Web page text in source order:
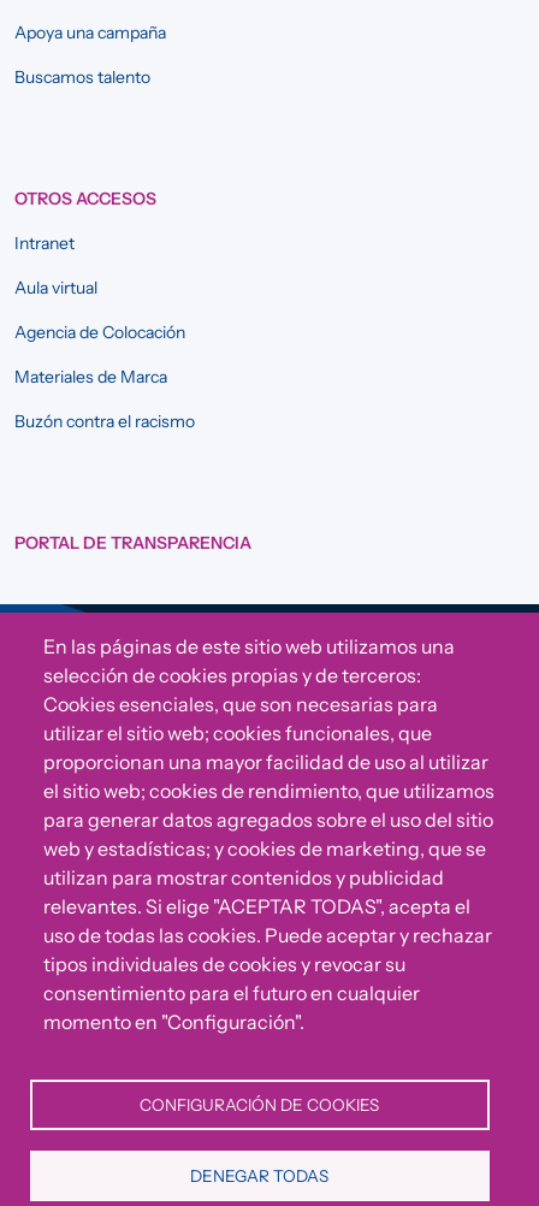
Apoya una campaña
Buscamos talento
OTROS ACCESOS
Intranet
Aula virtual
Agencia de Colocación
Materiales de Marca
Buzón contra el racismo
PORTAL DE TRANSPARENCIA
Sigue a Comunidad CONVIVE
¿Algo no va bien?
Puedes reportar incumplimientos del Código Ético u
otras irregularidades que detectes en nuestra Fundación.
Canal de denuncias
En las páginas de este sitio web utilizamos una
selección de cookies propias y de terceros:
Cookies esenciales, que son necesarias para
utilizar el sitio web; cookies funcionales, que
proporcionan una mayor facilidad de uso al utilizar
el sitio web; cookies de rendimiento, que utilizamos
para generar datos agregados sobre el uso del sitio
web y estadísticas; y cookies de marketing, que se
utilizan para mostrar contenidos y publicidad
relevantes. Si elige "ACEPTAR TODAS", acepta el
uso de todas las cookies. Puede aceptar y rechazar
tipos individuales de cookies y revocar su
consentimiento para el futuro en cualquier
momento en "Configuración".
CONFIGURACIÓN DE COOKIES
DENEGAR TODAS